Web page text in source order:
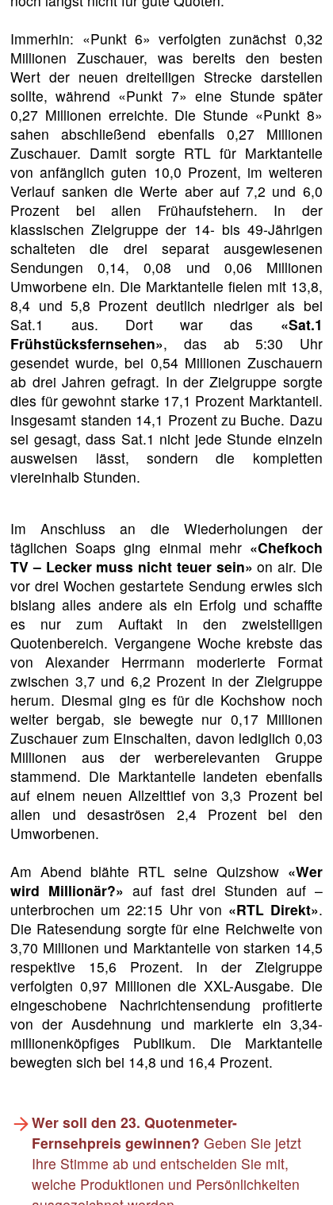
Immerhin: «Punkt 6» verfolgten zunächst 0,32
Millionen Zuschauer, was bereits den besten
Wert der neuen dreiteiligen Strecke darstellen
sollte, während «Punkt 7» eine Stunde später
0,27 Millionen erreichte. Die Stunde «Punkt 8»
sahen abschließend ebenfalls 0,27 Millionen
Zuschauer. Damit sorgte RTL für Marktanteile
von anfänglich guten 10,0 Prozent, im weiteren
Verlauf sanken die Werte aber auf 7,2 und 6,0
Prozent bei allen Frühaufstehern. In der
klassischen Zielgruppe der 14- bis 49-Jährigen
schalteten die drei separat ausgewiesenen
Sendungen 0,14, 0,08 und 0,06 Millionen
Umworbene ein. Die Marktanteile fielen mit 13,8,
8,4 und 5,8 Prozent deutlich niedriger als bei
Sat.1 aus. Dort war das «Sat.1
Frühstücksfernsehen», das ab 5:30 Uhr
gesendet wurde, bei 0,54 Millionen Zuschauern
ab drei Jahren gefragt. In der Zielgruppe sorgte
dies für gewohnt starke 17,1 Prozent Marktanteil.
Insgesamt standen 14,1 Prozent zu Buche. Dazu
sei gesagt, dass Sat.1 nicht jede Stunde einzeln
ausweisen lässt, sondern die kompletten
viereinhalb Stunden.
Im Anschluss an die Wiederholungen der
täglichen Soaps ging einmal mehr «Chefkoch
TV – Lecker muss nicht teuer sein» on air. Die
vor drei Wochen gestartete Sendung erwies sich
bislang alles andere als ein Erfolg und schaffte
es nur zum Auftakt in den zweistelligen
Quotenbereich. Vergangene Woche krebste das
von Alexander Herrmann moderierte Format
zwischen 3,7 und 6,2 Prozent in der Zielgruppe
herum. Diesmal ging es für die Kochshow noch
weiter bergab, sie bewegte nur 0,17 Millionen
Zuschauer zum Einschalten, davon lediglich 0,03
Millionen aus der werberelevanten Gruppe
stammend. Die Marktanteile landeten ebenfalls
auf einem neuen Allzeittief von 3,3 Prozent bei
allen und desaströsen 2,4 Prozent bei den
Umworbenen.
Am Abend blähte RTL seine Quizshow «Wer
wird Millionär?» auf fast drei Stunden auf –
unterbrochen um 22:15 Uhr von «RTL Direkt».
Die Ratesendung sorgte für eine Reichweite von
3,70 Millionen und Marktanteile von starken 14,5
respektive 15,6 Prozent. In der Zielgruppe
verfolgten 0,97 Millionen die XXL-Ausgabe. Die
eingeschobene Nachrichtensendung profitierte
von der Ausdehnung und markierte ein 3,34-
millionenköpfiges Publikum. Die Marktanteile
bewegten sich bei 14,8 und 16,4 Prozent.
Wer soll den 23. Quotenmeter-
Fernsehpreis gewinnen? Geben Sie jetzt
Ihre Stimme ab und entscheiden Sie mit,
welche Produktionen und Persönlichkeiten